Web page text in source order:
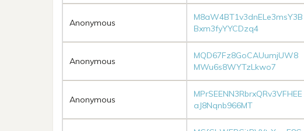
Anonymous
M8aW4BT1v3dnELe3msY3B
Bxm3fyYYCDzq4
Anonymous
MQD67Fz8GoCAUumjUW8
MWu6s8WYTzLkwo7
Anonymous
MPrSEENN3RbrxQRv3VFHEE
aJ8Nqnb966MT